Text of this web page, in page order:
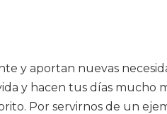
y aportan nuevas
y hacen tus días mucho
Por servirnos de un